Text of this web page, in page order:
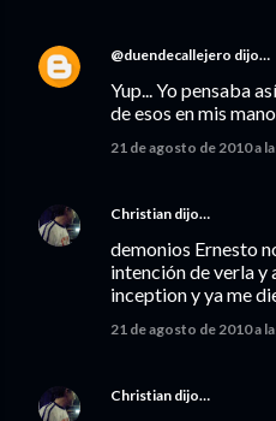
@duendecallejero dijo…
Yup... Yo pensaba
de esos en mis
21 de agosto de 2010 a
Christian dijo…
demonios Ernesto
intención de verla y
inception y ya me
21 de agosto de 2010 a
Christian dijo…